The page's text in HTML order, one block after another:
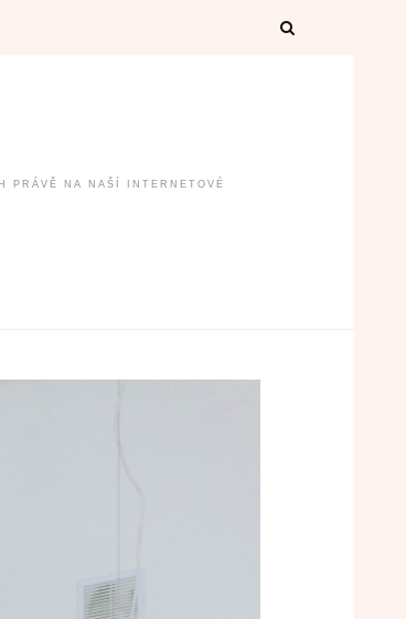
PRÁVĚ NA NAŠÍ INTERNETOVÉ